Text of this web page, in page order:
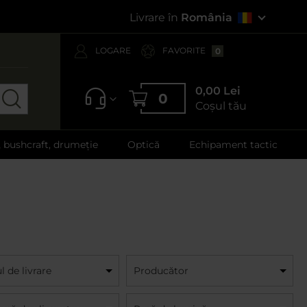
Livrare în România
LOGARE FAVORITE 0
0
0,00 Lei
Coșul tău
bushcraft, drumeție Optică Echipament tactic
de livrare Producător